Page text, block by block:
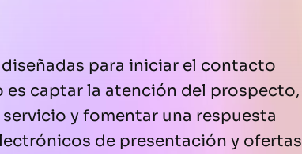
para iniciar el contacto
captar la atención del prospecto,
y fomentar una respuesta
de presentación y ofertas